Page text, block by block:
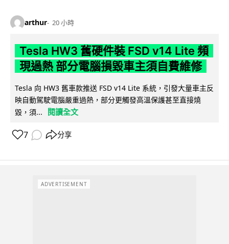
arthur 20 小時
Tesla HW3 舊硬件裝 FSD v14 Lite 頻
現過熱 部分電腦損毀車主須自費維修
Tesla 向 HW3 舊車款推送 FSD v14 Lite 系統，引發大量車主反
映自動駕駛電腦嚴重過熱，部分更觸發高溫保護甚至直接燒
毀，須...
閱讀全文
7 分享
ADVERTISEMENT